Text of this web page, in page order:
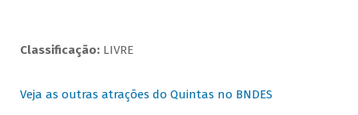
Classificação: LIVRE
Veja as outras atrações do Quintas no BNDES